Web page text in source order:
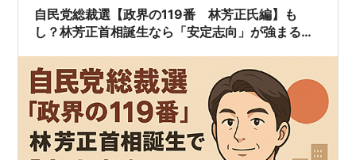
家として仕事が思うようにいきにく…
自民党総裁選【政界の119番 林芳正氏編】も
し？林芳正首相誕生なら「安定志向」が強まる？